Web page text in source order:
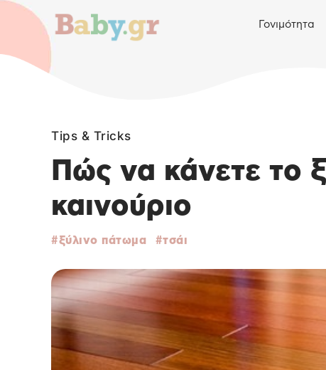
Γονιμότητα
Tips & Tricks
Πώς να κάνετε το
καινούριο
ξύλινο πάτωμα τσάι